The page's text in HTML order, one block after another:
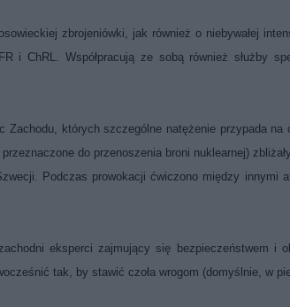
zbrojeniówki, jak również o niebywałej
i ChRL. Współpracują ze sobą również służby
Zachodu, których szczególne natężenie przypada
do przenoszenia broni nuklearnej)
Podczas prowokacji ćwiczono między innymi
eksperci zajmujący się bezpieczeństwem i
tak, by stawić czoła wrogom (domyślnie, w